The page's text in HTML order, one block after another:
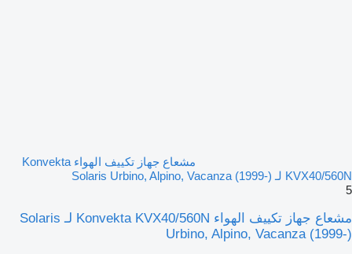
مشعاع جهاز تكييف الهواء Konvekta
KVX40/560N لـ Solaris Urbino, Alpino, Vacanza (1999-)
5
مشعاع جهاز تكييف الهواء Konvekta KVX40/560N لـ Solaris
Urbino, Alpino, Vacanza (1999-)